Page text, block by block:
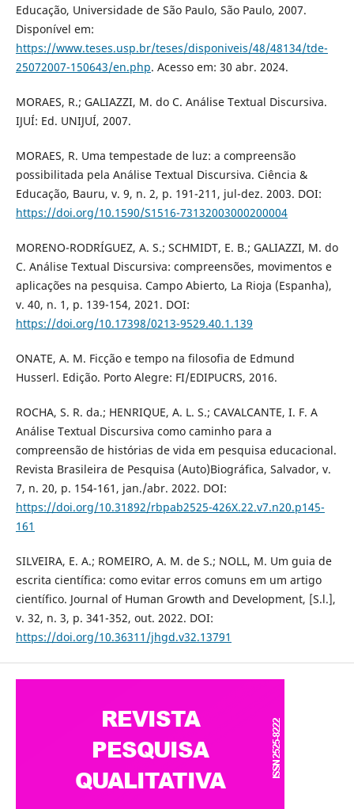
Educação, Universidade de São Paulo, São Paulo, 2007.
Disponível em:
https://www.teses.usp.br/teses/disponiveis/48/48134/tde-
25072007-150643/en.php. Acesso em: 30 abr. 2024.
MORAES, R.; GALIAZZI, M. do C. Análise Textual Discursiva.
IJUÍ: Ed. UNIJUÍ, 2007.
MORAES, R. Uma tempestade de luz: a compreensão
possibilitada pela Análise Textual Discursiva. Ciência &
Educação, Bauru, v. 9, n. 2, p. 191-211, jul-dez. 2003. DOI:
https://doi.org/10.1590/S1516-73132003000200004
MORENO-RODRÍGUEZ, A. S.; SCHMIDT, E. B.; GALIAZZI, M. do
C. Análise Textual Discursiva: compreensões, movimentos e
aplicações na pesquisa. Campo Abierto, La Rioja (Espanha),
v. 40, n. 1, p. 139-154, 2021. DOI:
https://doi.org/10.17398/0213-9529.40.1.139
ONATE, A. M. Ficção e tempo na filosofia de Edmund
Husserl. Edição. Porto Alegre: FI/EDIPUCRS, 2016.
ROCHA, S. R. da.; HENRIQUE, A. L. S.; CAVALCANTE, I. F. A
Análise Textual Discursiva como caminho para a
compreensão de histórias de vida em pesquisa educacional.
Revista Brasileira de Pesquisa (Auto)Biográfica, Salvador, v.
7, n. 20, p. 154-161, jan./abr. 2022. DOI:
https://doi.org/10.31892/rbpab2525-426X.22.v7.n20.p145-
161
SILVEIRA, E. A.; ROMEIRO, A. M. de S.; NOLL, M. Um guia de
escrita científica: como evitar erros comuns em um artigo
científico. Journal of Human Growth and Development, [S.l.],
v. 32, n. 3, p. 341-352, out. 2022. DOI:
https://doi.org/10.36311/jhgd.v32.13791